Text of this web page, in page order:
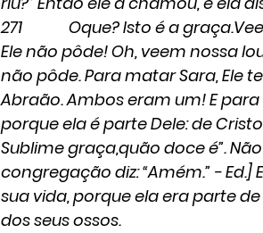
271             Oque? Isto é a
Ele não pôde! Oh, veem nossa
não pôde. Para matar Sara, Ele
Abraão. Ambos eram um! E
porque ela é parte Dele: de
Sublime graça,quão doce é”.
congregação diz: “Amém.” -
sua vida, porque ela era parte
dos seus ossos.